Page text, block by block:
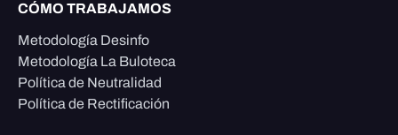
CÓMO TRABAJAMOS
Metodología Desinfo
Metodología La Buloteca
Política de Neutralidad
Política de Rectificación